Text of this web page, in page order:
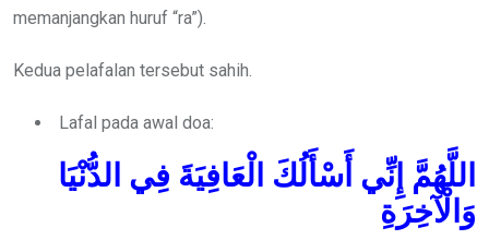
memanjangkan huruf “ra”).
Kedua pelafalan tersebut sahih.
Lafal pada awal doa:
اللَّهُمَّ إِنِّي أَسْأَلُكَ الْعَافِيَةَ فِي الدُّنْيَا
وَالْآخِرَةِ